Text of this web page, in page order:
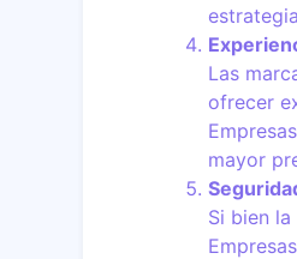
Las
ofrecer
mayor
Si bien